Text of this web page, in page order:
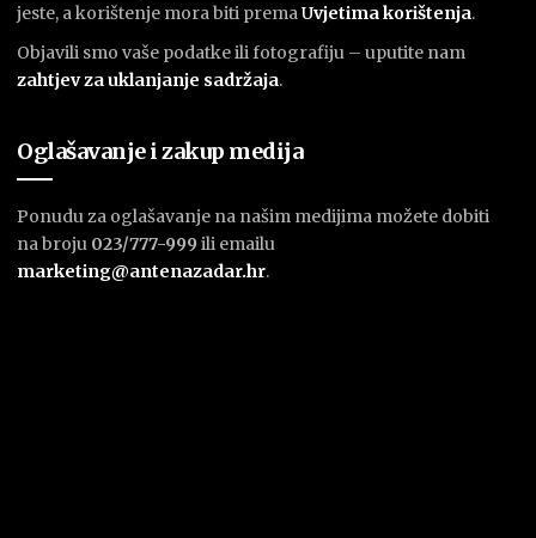
jeste, a korištenje mora biti premaUvjetima korištenja.
Objavili smo vaše podatke ili fotografiju – uputite nam
zahtjev za uklanjanje sadržaja.
Oglašavanje i zakup medija
Ponudu za oglašavanje na našim medijima možete dobiti
na broju 023/777-999 ili emailu
marketing@antenazadar.hr.